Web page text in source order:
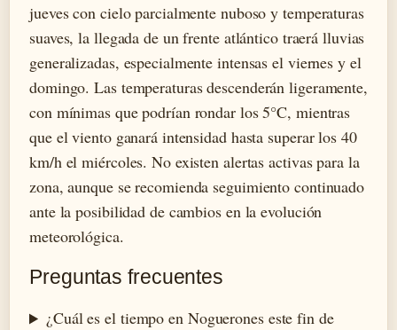
jueves con cielo parcialmente nuboso y temperaturas
suaves, la llegada de un frente atlántico traerá lluvias
generalizadas, especialmente intensas el viernes y el
domingo. Las temperaturas descenderán ligeramente,
con mínimas que podrían rondar los 5°C, mientras
que el viento ganará intensidad hasta superar los 40
km/h el miércoles. No existen alertas activas para la
zona, aunque se recomienda seguimiento continuado
ante la posibilidad de cambios en la evolución
meteorológica.
Preguntas frecuentes
¿Cuál es el tiempo en Noguerones este fin de